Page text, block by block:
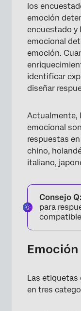
los
emoción
encuestado y
emocional
emoción.
identificar
diseñar
Actualmente,
emocional
respuestas
chino,
italiano,
Consejo Q:
para
Emoción
Las etiquetas
en tres